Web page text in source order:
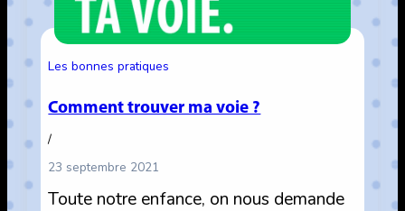
Les bonnes pratiques
Comment trouver ma voie ?
/
23 septembre 2021
Toute notre enfance, on nous demande